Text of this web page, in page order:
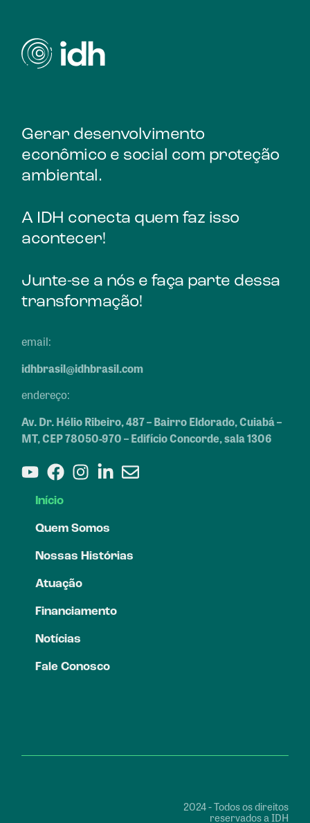
Gerar desenvolvimento
econômico e social com proteção
ambiental.
A IDH conecta quem faz isso
acontecer!
Junte-se a nós e faça parte dessa
transformação!
email:
idhbrasil@idhbrasil.com
endereço:
Av. Dr. Hélio Ribeiro, 487 – Bairro Eldorado, Cuiabá –
MT, CEP 78050-970 – Edifício Concorde, sala 1306
Início
Quem Somos
Nossas Histórias
Atuação
Financiamento
Notícias
Fale Conosco
2024 - Todos os direitos
reservados a IDH